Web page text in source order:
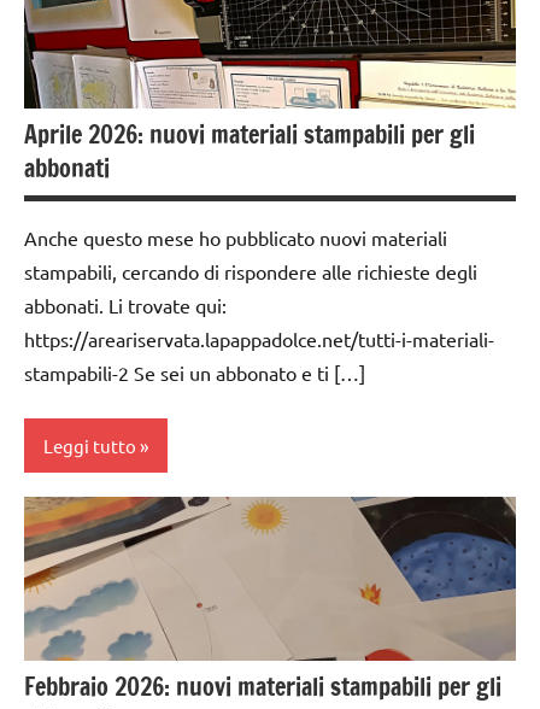
da 0
a 3
anni
dai
3 ai
6
anni
dai
6
anni
EDUCAZIONE
COSMICA
GUIDA
DIDATTICA
TUTTI GLI
ARGOMENTI
PER ETA'
TUTTI GLI
ARTICOLI
Aprile 2026: nuovi materiali stampabili per gli
abbonati
Anche questo mese ho pubblicato nuovi materiali
stampabili, cercando di rispondere alle richieste degli
abbonati. Li trovate qui:
https://areariservata.lapappadolce.net/tutti-i-materiali-
stampabili-2 Se sei un abbonato e ti […]
Leggi tutto
dai
3 ai
6
anni
dai
6
Febbraio 2026: nuovi materiali stampabili per gli